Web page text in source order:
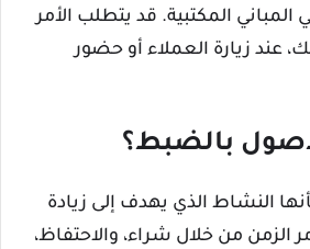
المكتبية. قد يتطلب الأمر
عند زيارة العملاء أو حضور
بالضبط؟
النشاط الذي يهدف إلى زيادة
مر الزمن من خلال شراء، والاحتفاظ،